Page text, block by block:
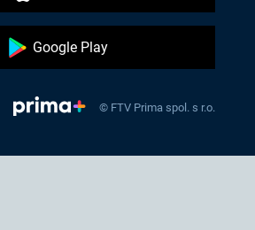
Google Play
© FTV Prima spol. s r.o.